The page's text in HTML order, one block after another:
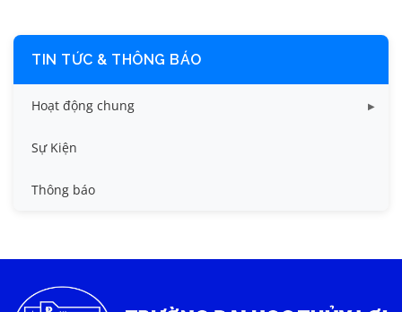
TIN TỨC & THÔNG BÁO
Hoạt động chung
Tin công tác sinh viên
Tin đào tạo
Tin tức chung
Sự Kiện
Thông báo